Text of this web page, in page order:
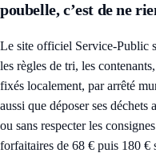
poubelle, c’est de ne
Le site officiel Service-Public
les règles de tri, les
fixés localement, par arrêté
aussi que déposer ses
ou sans respecter les
forfaitaires de 68 € puis 180 €